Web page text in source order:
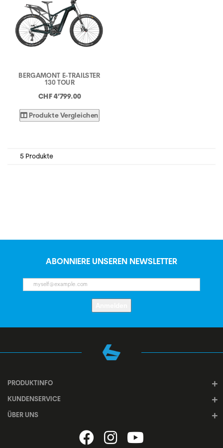
BERGAMONT E-TRAILSTER
130 TOUR
CHF 4’799.00
Produkte Vergleichen
5 Produkte
ABONNIERE UNSEREN NEWSLETTER
PRODUKTINFO
KUNDENSERVICE
ÜBER UNS